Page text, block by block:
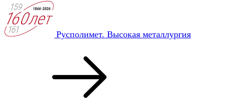
Русполимет. Высокая металлургия